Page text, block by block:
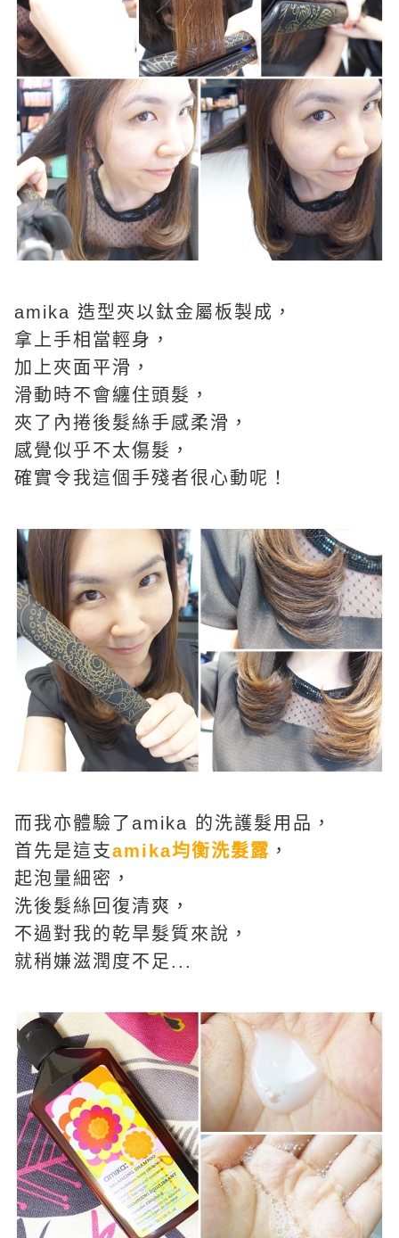
amika 造型夾以鈦金屬板製成，
拿上手相當輕身，
加上夾面平滑，
滑動時不會纏住頭髮，
夾了內捲後髮絲手感柔滑，
感覺似乎不太傷髮，
確實令我這個手殘者很心動呢！
而我亦體驗了amika 的洗護髮用品，
首先是這支amika均衡洗髮露 ，
起泡量細密，
洗後髮絲回復清爽，
不過對我的乾旱髮質來說，
就稍嫌滋潤度不足...